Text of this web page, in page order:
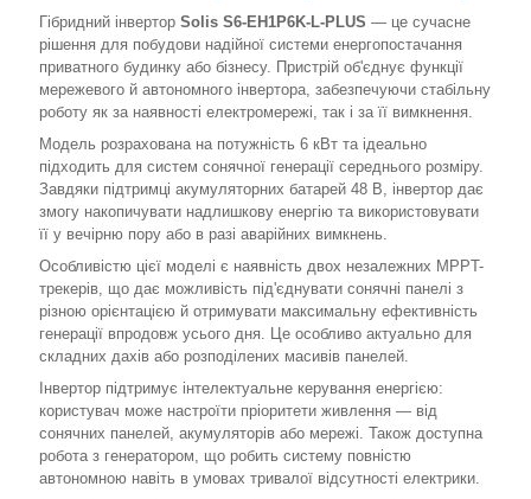
Гібридний інвертор Solis S6-EH1P6K-L-PLUS — це сучасне
рішення для побудови надійної системи енергопостачання
приватного будинку або бізнесу. Пристрій об'єднує функції
мережевого й автономного інвертора, забезпечуючи стабільну
роботу як за наявності електромережі, так і за її вимкнення.
Модель розрахована на потужність 6 кВт та ідеально
підходить для систем сонячної генерації середнього розміру.
Завдяки підтримці акумуляторних батарей 48 В, інвертор дає
змогу накопичувати надлишкову енергію та використовувати
її у вечірню пору або в разі аварійних вимкнень.
Особливістю цієї моделі є наявність двох незалежних MPPT-
трекерів, що дає можливість під'єднувати сонячні панелі з
різною орієнтацією й отримувати максимальну ефективність
генерації впродовж усього дня. Це особливо актуально для
складних дахів або розподілених масивів панелей.
Інвертор підтримує інтелектуальне керування енергією:
користувач може настроїти пріоритети живлення — від
сонячних панелей, акумуляторів або мережі. Також доступна
робота з генератором, що робить систему повністю
автономною навіть в умовах тривалої відсутності електрики.